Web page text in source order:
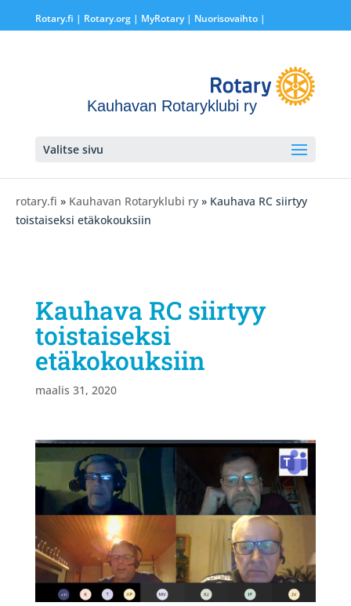
Rotary.fi | Rotary.org| MyRotary | Nuorisovaihto|
Kauhavan Rotaryklubi ry
Valitse sivu
rotary.fi » Kauhavan Rotaryklubi ry » Kauhava RC siirtyy
toistaiseksi etäkokouksiin
Kauhava RC siirtyy
toistaiseksi
etäkokouksiin
maalis 31, 2020